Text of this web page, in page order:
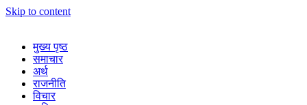
Skip to content
मुख्य पृष्ठ
समाचार
अर्थ
राजनीति
विचार